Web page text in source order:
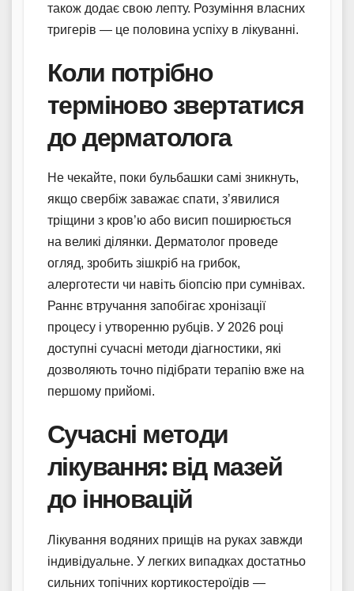
також додає свою лепту. Розуміння власних
тригерів — це половина успіху в лікуванні.
Коли потрібно
терміново звертатися
до дерматолога
Не чекайте, поки бульбашки самі зникнуть,
якщо свербіж заважає спати, з’явилися
тріщини з кров’ю або висип поширюється
на великі ділянки. Дерматолог проведе
огляд, зробить зішкріб на грибок,
алерготести чи навіть біопсію при сумнівах.
Раннє втручання запобігає хронізації
процесу і утворенню рубців. У 2026 році
доступні сучасні методи діагностики, які
дозволяють точно підібрати терапію вже на
першому прийомі.
Сучасні методи
лікування: від мазей
до інновацій
Лікування водяних прищів на руках завжди
індивідуальне. У легких випадках достатньо
сильних топічних кортикостероїдів —